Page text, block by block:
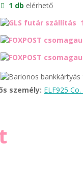
1 db elérhető
személy: ELF925